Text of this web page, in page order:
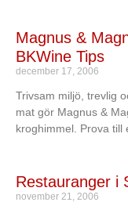
Magnus &
BKWine Tips
december 17, 2006
Trivsam miljö, trevlig
mat gör Magnus &
kroghimmel. Prova till
Restauranger i
november 21, 2006